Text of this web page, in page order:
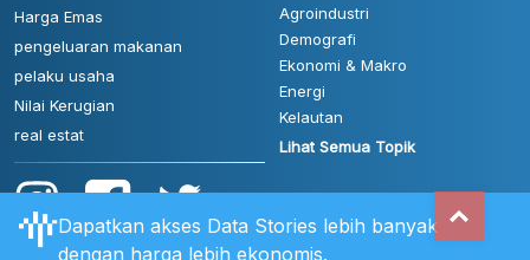
Harga Emas
pengeluaran makanan
pelaku usaha
Nilai Kerugian
real estat
Agroindustri
Demografi
Ekonomi & Makro
Energi
Kelautan
Lihat Semua Topik
Dapatkan akses Data Stories lebih banyak
dengan harga lebih ekonomis.